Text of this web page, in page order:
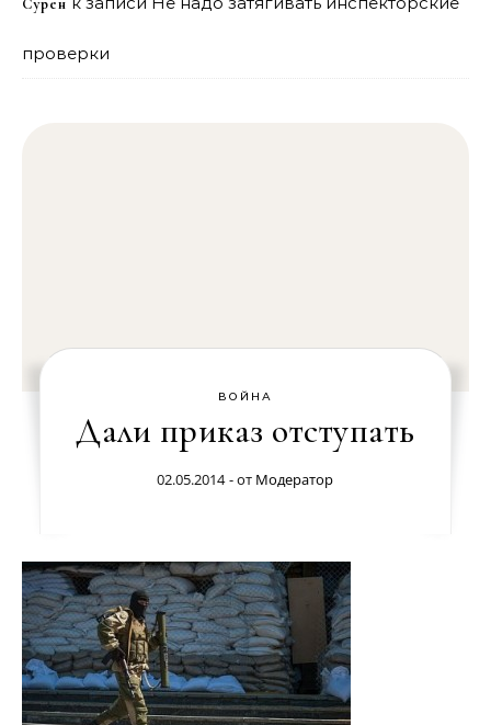
Сурен
проверки
ВОЙНА
Дали приказ отступать
02.05.2014 - от Модератор